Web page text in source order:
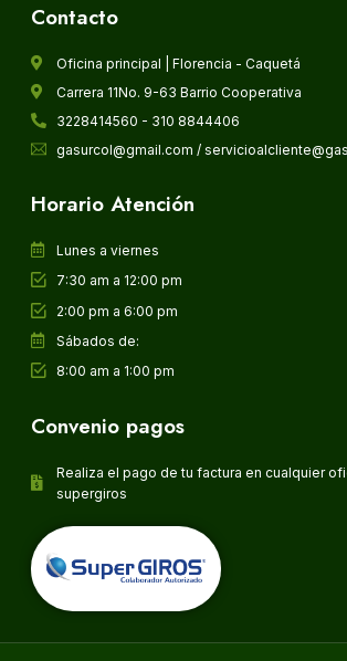
Contacto
Oficina principal | Florencia - Caquetá
Carrera 11No. 9-63 Barrio Cooperativa
3228414560 - 310 8844406
gasurcol@gmail.com /
Horario Atención
Lunes a viernes
7:30 am a 12:00 pm
2:00 pm a 6:00 pm
Sábados de:
8:00 am a 1:00 pm
Convenio pagos
Realiza el pago de tu factura en cualquier
supergiros